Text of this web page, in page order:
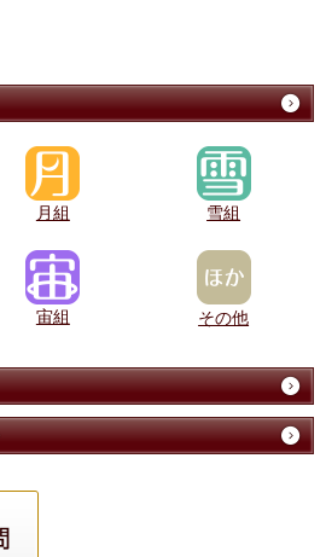
月組 雪組
宙組 その他